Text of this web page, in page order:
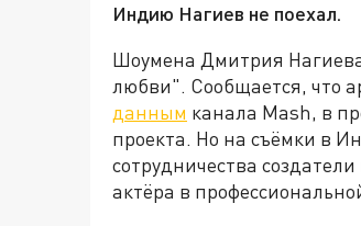
Индию Нагиев не поехал.
Шоумена Дмитрия Нагиева
любви". Сообщается, что
данным канала Mash, в
проекта. Но на съёмки в
сотрудничества
актёра в